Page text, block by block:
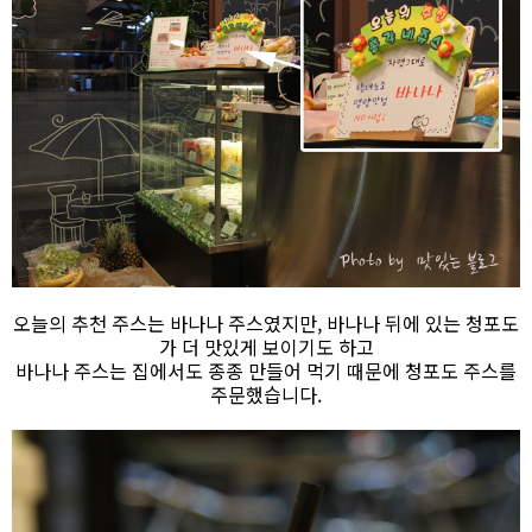
오늘의 추천 주스는 바나나 주스였지만, 바나나 뒤에 있는 청포도
가 더 맛있게 보이기도 하고
바나나 주스는 집에서도 종종 만들어 먹기 때문에 청포도 주스를
주문했습니다.